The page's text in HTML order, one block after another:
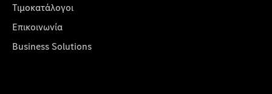
Τιμοκατάλογοι
Επικοινωνία
Business Solutions